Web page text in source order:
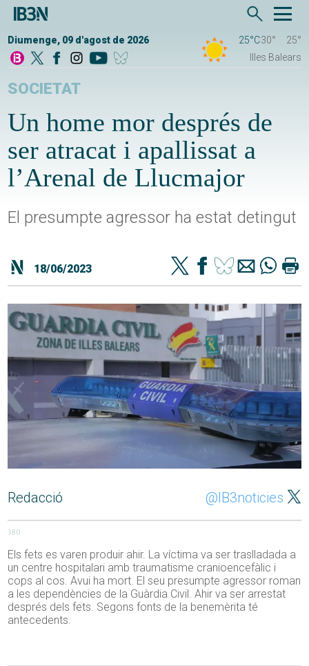
Diumenge, 09 d'agost de 2026 25°C30°
25°
Illes Balears
SOCIETAT
Un home mor després de
ser atracat i apallissat a
l’Arenal de Llucmajor
El presumpte agressor ha estat detingut
18/06/2023
Redacció @IB3noticies
180
Els fets es varen produir ahir. La víctima va ser traslladada a
un centre hospitalari amb traumatisme cranioencefàlic i
cops al cos. Avui ha mort. El seu presumpte agressor roman
a les dependències de la Guàrdia Civil. Ahir va ser arrestat
després dels fets. Segons fonts de la benemèrita té
antecedents.